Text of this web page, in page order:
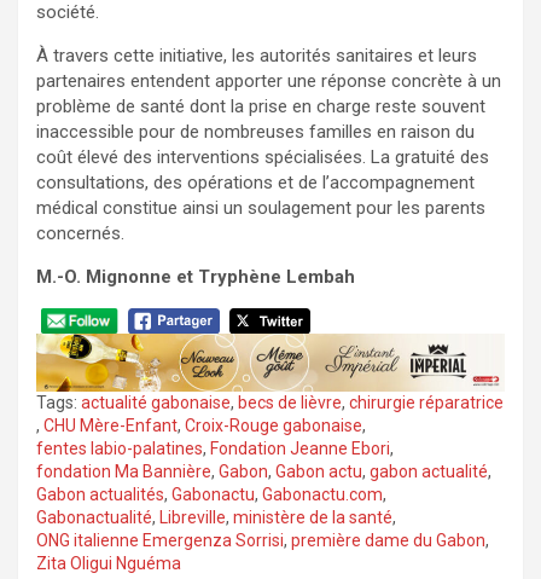
société.
À travers cette initiative, les autorités sanitaires et leurs
partenaires entendent apporter une réponse concrète à un
problème de santé dont la prise en charge reste souvent
inaccessible pour de nombreuses familles en raison du
coût élevé des interventions spécialisées. La gratuité des
consultations, des opérations et de l’accompagnement
médical constitue ainsi un soulagement pour les parents
concernés.
M.-O. Mignonne et Tryphène Lembah
Tags: actualité gabonaise, becs de lièvre, chirurgie réparatrice
, CHU Mère-Enfant, Croix-Rouge gabonaise,
fentes labio-palatines, Fondation Jeanne Ebori,
fondation Ma Bannière, Gabon, Gabon actu, gabon actualité,
Gabon actualités, Gabonactu, Gabonactu.com,
Gabonactualité, Libreville, ministère de la santé,
ONG italienne Emergenza Sorrisi, première dame du Gabon,
Zita Oligui Nguéma